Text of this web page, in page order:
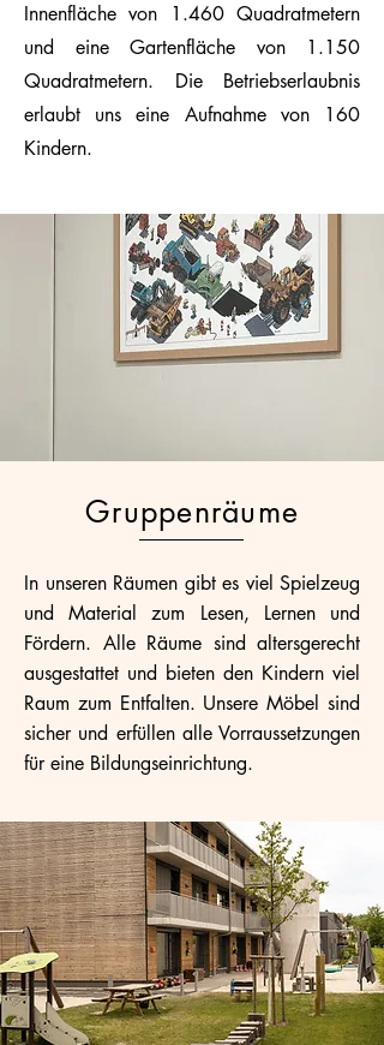
Innenfläche von 1.460 Quadratmetern
und eine Gartenfläche von 1.150
Quadratmetern. Die Betriebserlaubnis
erlaubt uns eine Aufnahme von 160
Kindern.
Gruppenräume
In unseren Räumen gibt es viel Spielzeug
und Material zum Lesen, Lernen und
Fördern. Alle Räume sind altersgerecht
ausgestattet und bieten den Kindern viel
Raum zum Entfalten. Unsere Möbel sind
sicher und erfüllen alle Vorraussetzungen
für eine Bildungseinrichtung.